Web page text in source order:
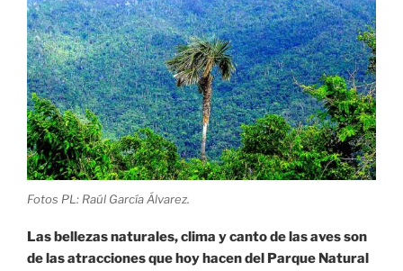
Fotos PL: Raúl García Álvarez.
Las bellezas naturales, clima y canto de las aves son
de las atracciones que hoy hacen del Parque Natural